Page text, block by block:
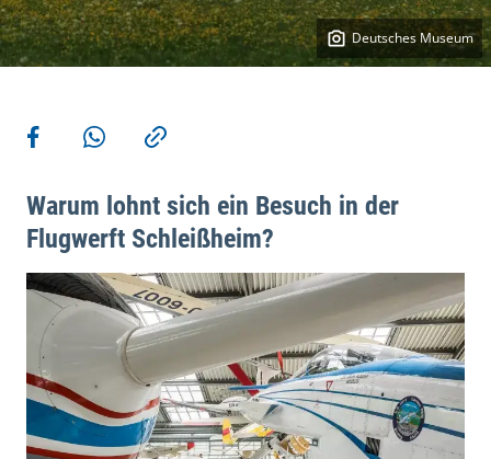
Deutsches Museum
Weitere Aktionen
Teilen auf Facebook
Teilen via WhatsApp
Kopieren
Warum lohnt sich ein Besuch in der
Flugwerft Schleißheim?